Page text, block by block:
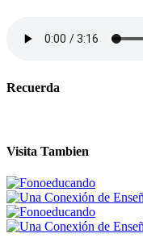
Recuerda
Visita Tambien